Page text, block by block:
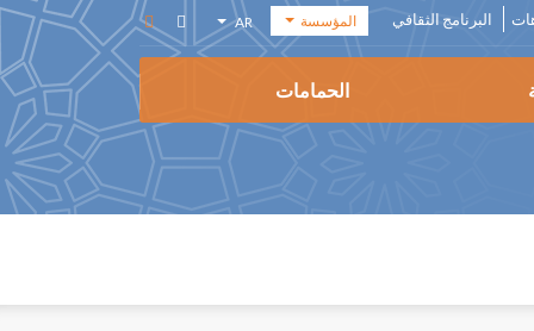
البرنامج الثقافي المؤسسة
أكاديمية
الفنون
المؤسسة
AR
EN
ES
الحمامات